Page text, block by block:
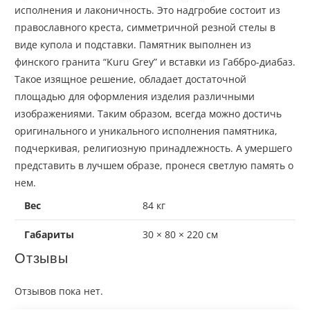
исполнения и лаконичность. Это надгробие состоит из
православного креста, симметричной резной стелы в
виде купола и подставки. Памятник выполнен из
финского гранита “Kuru Grey” и вставки из Габбро-диабаз.
Такое изящное решение, обладает достаточной
площадью для оформления изделия различными
изображениями. Таким образом, всегда можно достичь
оригинального и уникального исполнения памятника,
подчеркивая, религиозную принадлежность. А умершего
представить в лучшем образе, пронеся светлую память о
нем.
Вес
84 кг
Габариты 30 × 80 × 220 см
Отзывы
Отзывов пока нет.